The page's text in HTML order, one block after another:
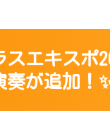
エキスポ
が追加！